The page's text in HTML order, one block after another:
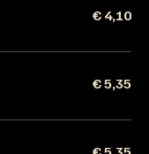
€ 4,10
€ 5,35